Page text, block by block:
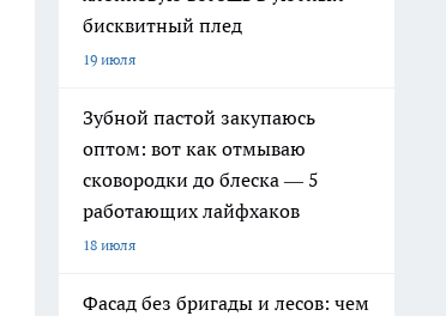
бисквитный плед
19 июля
Зубной пастой закупаюсь
оптом: вот как отмываю
сковородки до блеска — 5
работающих лайфхаков
18 июля
Фасад без бригады и лесов: чем